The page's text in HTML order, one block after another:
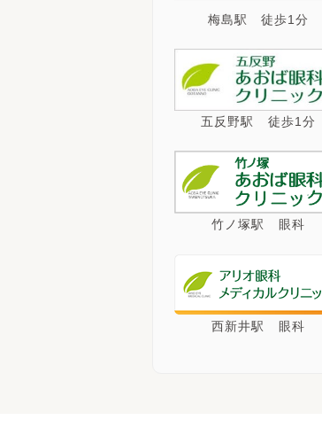
梅島駅 徒歩1分
五反野駅 徒歩1分
竹ノ塚駅 眼科
西新井駅 眼科